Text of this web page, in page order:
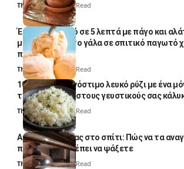
Thali Ombre4 Min Read
Έτοιμο παγωτό σε 5 λεπτά με πάγο και
μετατρέψετε το γάλα σε σπιτικό παγωτό
παγωτομηχανή
Thali Ombre 4 Min Read
10 φορές ποιο νόστιμο λευκό ρύζι με ένα
το απογειώσει στους γευστικούς σας
Thali Ombre4 Min Read
Αυγά κατσαρίδας στο σπίτι: Πώς να τα
ποια σημεία πρέπει να ψάξετε
Thali Ombre4 Min Read